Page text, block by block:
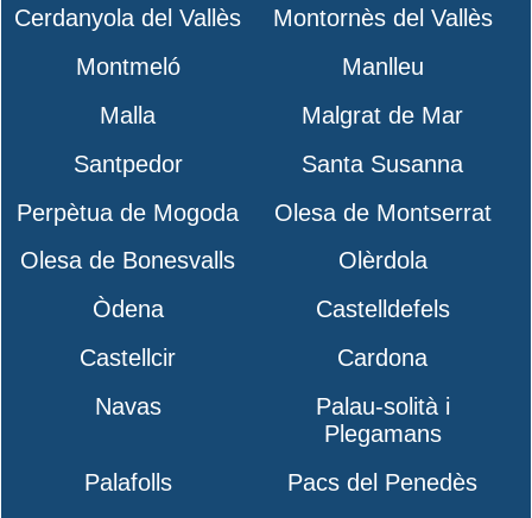
Cerdanyola del Vallès
Montornès del Vallès
Montmeló
Manlleu
Malla
Malgrat de Mar
Santpedor
Santa Susanna
Perpètua de Mogoda
Olesa de Montserrat
Olesa de Bonesvalls
Olèrdola
Òdena
Castelldefels
Castellcir
Cardona
Navas
Palau-solità i
Plegamans
Palafolls
Pacs del Penedès